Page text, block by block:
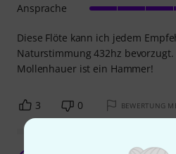
Diese Flöte kann ich jedem
Naturstimmung 432hz
Mollenhauer ist ein Hammer!
Ansprache
3 0 BEWERTUNG